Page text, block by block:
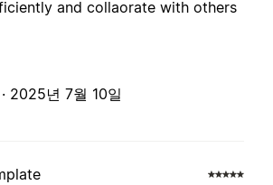
and collaorate with others
2025년 7월 10일